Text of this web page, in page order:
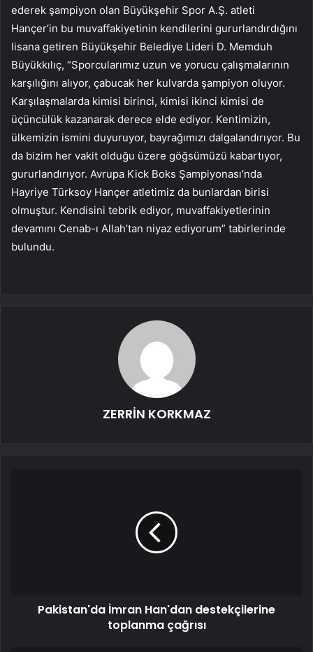
ederek şampiyon olan Büyükşehir Spor A.Ş. atleti
Hançer’in bu muvaffakiyetinin kendilerini gururlandırdığını
lisana getiren Büyükşehir Belediye Lideri D. Memduh
Büyükkılıç, “Sporcularımız uzun ve yorucu çalışmalarının
karşılığını alıyor, çabucak her kulvarda şampiyon oluyor.
Karşılaşmalarda kimisi birinci, kimisi ikinci kimisi de
üçüncülük kazanarak derece elde ediyor. Kentimizin,
ülkemizin ismini duyuruyor, bayrağımızı dalgalandırıyor. Bu
da bizim her vakit olduğu üzere göğsümüzü kabartıyor,
gururlandırıyor. Avrupa Kick Boks Şampiyonası’nda
Hayriye Türksoy Hançer atletimiz da bunlardan birisi
olmuştur. Kendisini tebrik ediyor, muvaffakiyetlerinin
devamını Cenab-ı Allah’tan niyaz ediyorum” tabirlerinde
bulundu.
ZERRİN KORKMAZ
Pakistan'da İmran Han'dan destekçilerine
toplanma çağrısı